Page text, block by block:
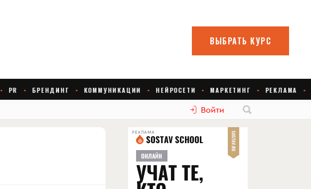
Войти
РЕКЛАМА